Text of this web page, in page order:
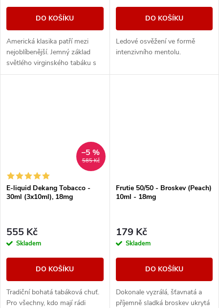
DO KOŠÍKU
Americká klasika patří mezi
nejoblíbenější. Jemný základ
světlého virginského tabáku s
sebou nese nenápadné lehce
DO KOŠÍKU
Ledové osvěžení ve formě
intenzivního mentolu.
585 Kč
–5 %
E-liquid Dekang Tobacco -
30ml (3x10ml), 18mg
555 Kč
Skladem
DO KOŠÍKU
Tradiční bohatá tabáková chuť.
Pro všechny, kdo mají rádi
Frutie 50/50 - Broskev (Peach)
10ml - 18mg
179 Kč
Skladem
DO KOŠÍKU
Dokonale vyzrálá, šťavnatá a
příjemně sladká broskev ukrytá